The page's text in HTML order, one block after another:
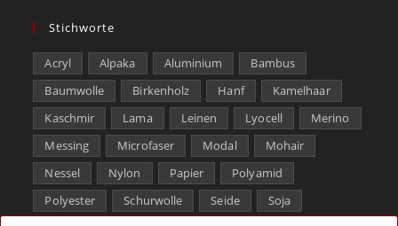
Stichworte
Acryl Alpaka Aluminium
Bambus
Baumwolle
Birkenholz Hanf
Kamelhaar
Kaschmir
Lama Leinen Lyocell
Merino
Messing
Microfaser Modal
Mohair
Nessel
Nylon Papier
Polyamid
Polyester
Schurwolle Seide
Soja